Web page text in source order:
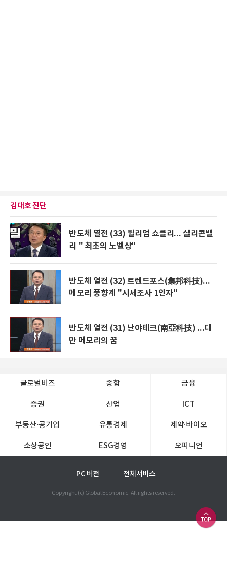
김대호 진단
반도체 열전 (33) 윌리엄 쇼클리... 실리콘밸
리 " 최초의 노벨상"
반도체 열전 (32) 트렌드포스(集邦科技)...
메모리 풍향계 "시세조사 1인자"
반도체 열전 (31) 난야테크(南亞科技) ...대
만 메모리의 꿈
글로벌비즈 종합 금융
증권 산업 ICT
부동산·공기업 유통경제 제약∙바이오
소상공인 ESG경영 오피니언
PC 버전 전체서비스
Copyright (c) Global Economic. All rights reserved.